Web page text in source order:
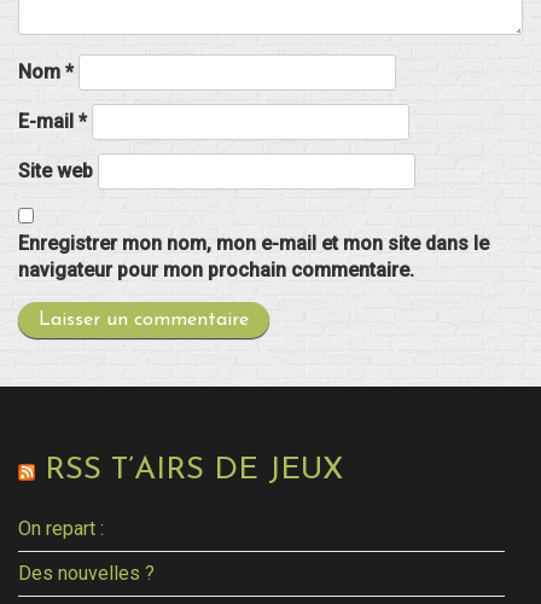
Nom *
E-mail *
Site web
Enregistrer mon nom, mon e-mail et mon site dans le
navigateur pour mon prochain commentaire.
RSS T’AIRS DE JEUX
On repart :
Des nouvelles ?